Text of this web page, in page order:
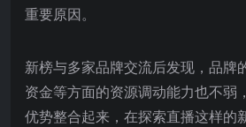
重要原因。
新榜与多家品牌交流后发现，品牌
资金等方面的资源调动能力也不弱
优势整合起来，在探索直播这样的